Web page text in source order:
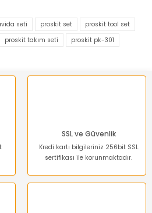
noktaları öneri formunu
ederiz.
bilgiler bulunuyor.
olmalı.
seti proskit set
proskit tool set
proskit takım seti proskit pk-301
SSL ve Güvenlik
Kredi kartı bilgileriniz 256bit SSL
sertifikası ile korunmaktadır.